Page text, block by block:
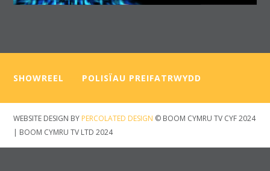
SHOWREEL POLISÏAU PREIFATRWYDD
WEBSITE DESIGN BY PERCOLATED DESIGN © BOOM CYMRU TV CYF 2024
| BOOM CYMRU TV LTD 2024